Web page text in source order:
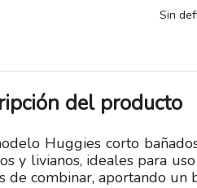
Sin
del producto
Huggies corto
y livianos, ideales para
de combinar, aportando